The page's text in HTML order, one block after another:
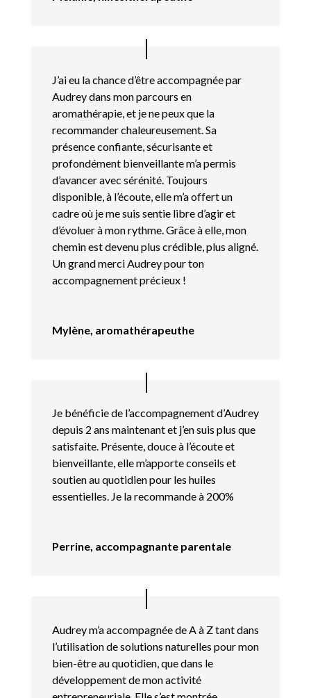
J’ai eu la chance d’être accompagnée par
Audrey dans mon parcours en
aromathérapie, et je ne peux que la
recommander chaleureusement. Sa
présence confiante, sécurisante et
profondément bienveillante m’a permis
d’avancer avec sérénité. Toujours
disponible, à l’écoute, elle m’a offert un
cadre où je me suis sentie libre d’agir et
d’évoluer à mon rythme. Grâce à elle, mon
chemin est devenu plus crédible, plus aligné.
Un grand merci Audrey pour ton
accompagnement précieux !
Mylène, aromathérapeuthe
Je bénéficie de l’accompagnement d’Audrey
depuis 2 ans maintenant et j’en suis plus que
satisfaite. Présente, douce à l’écoute et
bienveillante, elle m’apporte conseils et
soutien au quotidien pour les huiles
essentielles. Je la recommande à 200%
Perrine, accompagnante parentale
Audrey m’a accompagnée de A à Z tant dans
l’utilisation de solutions naturelles pour mon
bien-être au quotidien, que dans le
développement de mon activité